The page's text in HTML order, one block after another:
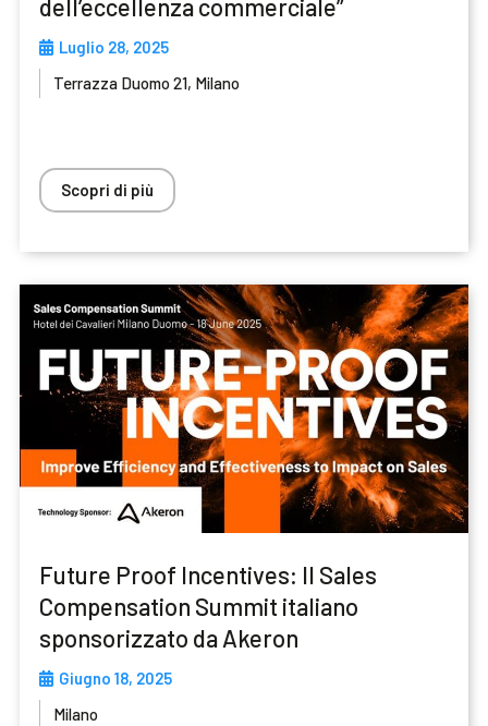
dell’eccellenza commerciale”
Luglio 28, 2025
Terrazza Duomo 21, Milano
Scopri di più
Future Proof Incentives: Il Sales
Compensation Summit italiano
sponsorizzato da Akeron
Giugno 18, 2025
Milano